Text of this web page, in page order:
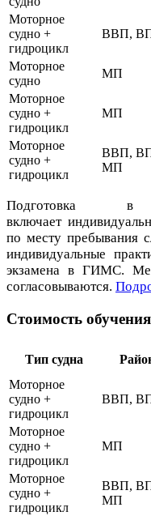
Моторное
судно +
гидроцикл
ВВП,
Моторное
судно
МП
Моторное
судно +
гидроцикл
МП
Моторное
судно +
гидроцикл
ВВП,
МП
включает
по месту пребывания
индивидуальные
экзамена в ГИМС.
согласовываются.
Стоимость обучения
Тип судна
Моторное
судно +
гидроцикл
ВВП,
Моторное
судно +
гидроцикл
МП
Моторное
судно +
гидроцикл
ВВП,
МП